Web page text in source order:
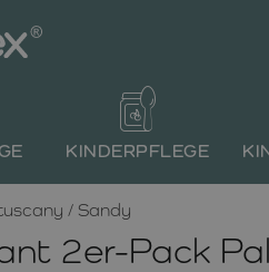
KINDERPFLEGE
2er-Pack
/ Sandy